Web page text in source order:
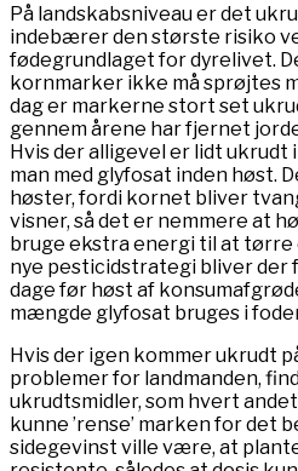
På landskabsniveau er det
indebærer den største risiko
fødegrundlaget for dyrelivet.
kornmarker ikke må sprøjtes
dag er markerne stort set
gennem årene har fjernet
Hvis der alligevel er lidt
man med glyfosat inden høst.
høster, fordi kornet bliver
visner, så det er nemmere at
bruge ekstra energi til at tørre
nye pesticidstrategi bliver der
dage før høst af
mængde glyfosat bruges i
Hvis der igen kommer ukrudt
problemer for landmanden,
ukrudtsmidler, som hvert
kunne ’rense’ marken for det
sidegevinst ville være, at